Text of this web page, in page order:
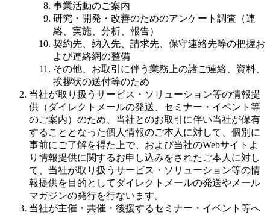
事業活動のご案内
研究・開発・改善のためのアンケート調査（連
絡、実施、分析、報告）
契約先、納入先、請求先、保守連絡先等の把握お
よび連絡網の整備
その他、お取引に伴う業務上の諸ご連絡、資料、
挨拶状の送付等のため
当社が取り扱うサービス・ソリューション等の情報提
供（ダイレクトメールの発送、セミナー・イベント等
のご案内）のため、当社とのお取引に伴い当社が保有
することとなった個人情報のご本人に対して、個別に
事前にご了解を得た上で、および当社のWebサイトよ
り情報提供に関するお申し込みをされたご本人に対し
て、当社が取り扱うサービス・ソリューション等の情
報提供を目的としてダイレクトメールの発送やメール
マガジンの発行を行ないます。
当社が主催・共催・後援するセミナー・イベント等へ